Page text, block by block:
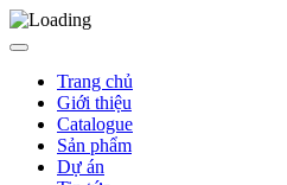
Trang chủ
Giới thiệu
Catalogue
Sản phẩm
Dự án